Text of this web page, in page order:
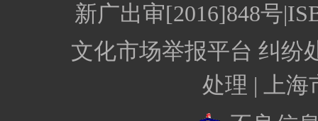
新广出审[2016]848号
文化市场举报平台 纠纷
处理 |
上